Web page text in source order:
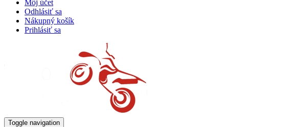
Môj účet
Odhlásiť sa
Nákupný košík
Prihlásiť sa
Toggle navigation